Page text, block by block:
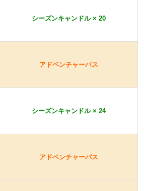
シーズンキャンドル × 20
アドベンチャーパス
シーズンキャンドル × 24
アドベンチャーパス